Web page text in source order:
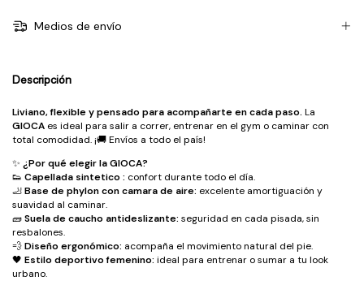
Medios de envío
Descripción
Liviano, flexible y pensado para acompañarte en cada paso. La
GIOCA es ideal para salir a correr, entrenar en el gym o caminar con
total comodidad. ¡🚚 Envíos a todo el país!
✨ ¿Por qué elegir la GIOCA?
👟 Capellada sintetico : confort durante todo el día.
🦶Base de phylon con camara de aire: excelente amortiguación y
suavidad al caminar.
🧱Suela de caucho antideslizante: seguridad en cada pisada, sin
resbalones.
💨Diseño ergonómico: acompaña el movimiento natural del pie.
🖤 Estilo deportivo femenino: ideal para entrenar o sumar a tu look
urbano.